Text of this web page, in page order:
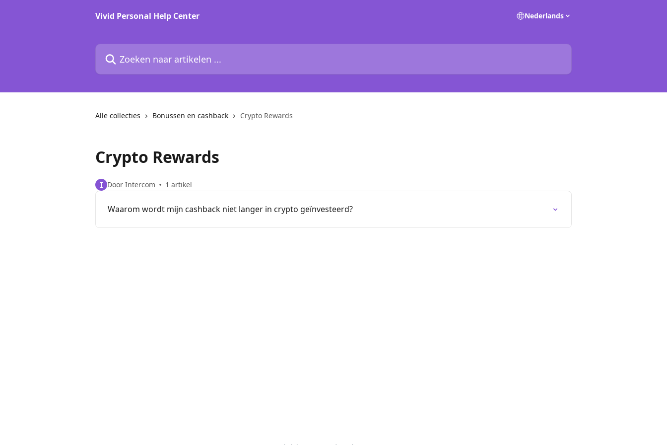
Vivid Personal Help Center
Nederlands
Zoeken naar artikelen ...
Alle collecties Bonussen en cashback Crypto Rewards
Crypto Rewards
I Door Intercom 1 artikel
Waarom wordt mijn cashback niet langer in crypto geïnvesteerd?